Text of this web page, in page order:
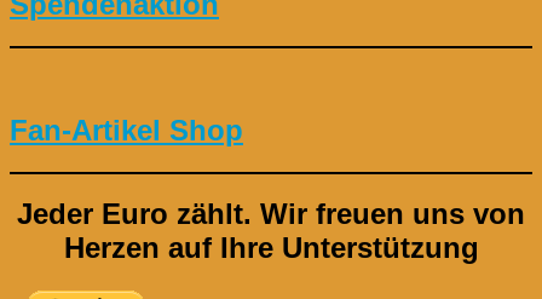
Fan-Artikel Shop
Jeder Euro zählt. Wir freuen uns von
Herzen auf Ihre Unterstützung